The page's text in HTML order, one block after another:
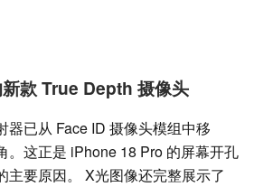
款 True Depth 摄像头
器已从 Face ID 摄像头模组中移
。这正是 iPhone 18 Pro 的屏幕开孔
主要原因。 X光图像还完整展示了